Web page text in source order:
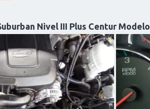
Nivel III Plus Centur Modelo